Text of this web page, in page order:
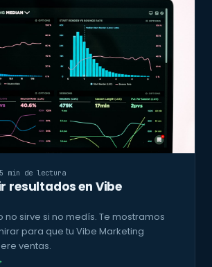
5 min de lectura
resultados en Vibe
no sirve si no medís. Te mostramos
para que tu Vibe Marketing
ventas.